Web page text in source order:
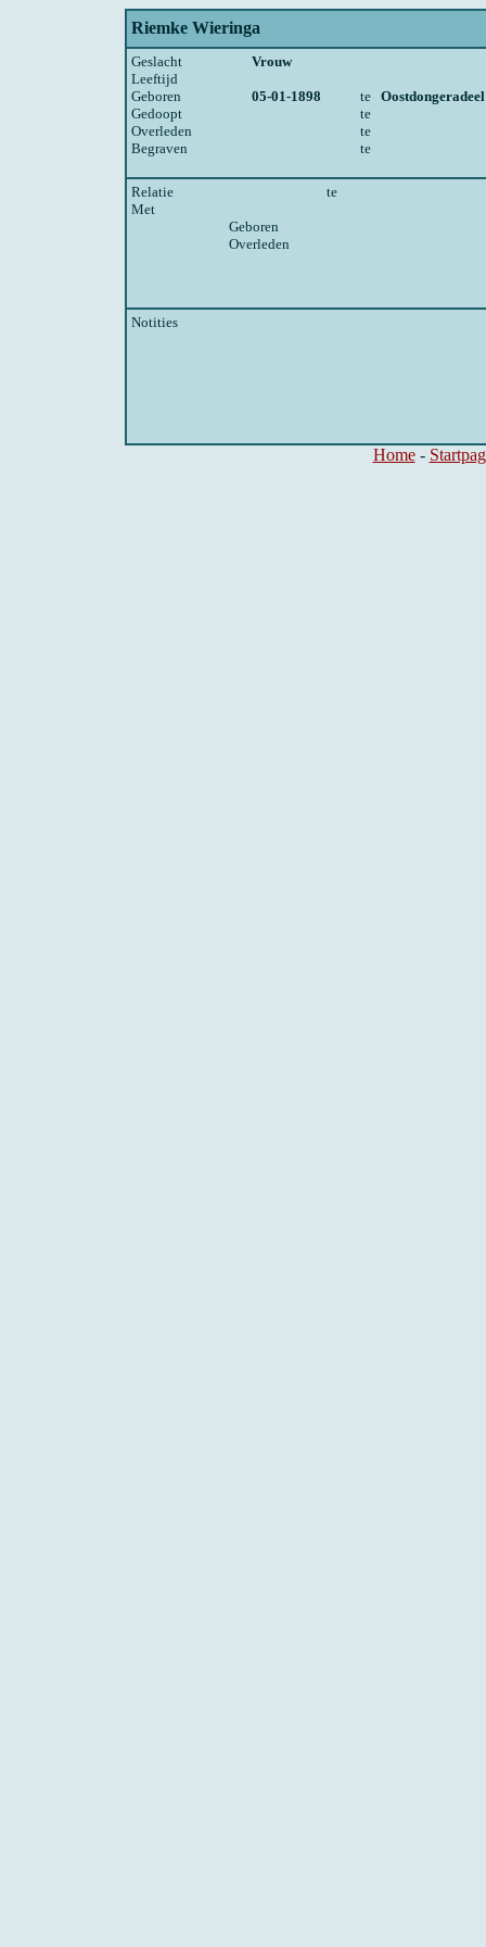
Riemke Wieringa
Geslacht
Vrouw
Leeftijd
Geboren
05-01-1898 te Oostdongeradeel
Gedoopt
te
Overleden
te
Begraven
te
Relatie
te
Met
Geboren
Overleden
Notities
Home-